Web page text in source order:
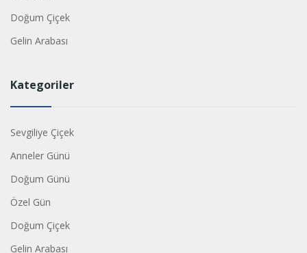
Doğum Çiçek
Gelin Arabası
Kategoriler
Sevgiliye Çiçek
Anneler Günü
Doğum Günü
Özel Gün
Doğum Çiçek
Gelin Arabası